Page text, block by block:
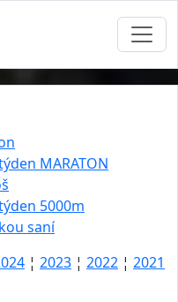
MARATON
5000m
saní
¦ 2023 ¦ 2022 ¦ 2021